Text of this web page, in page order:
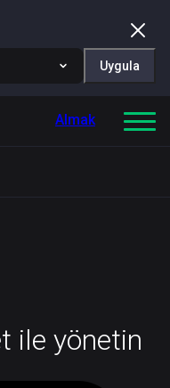
Uygula
Almak
ile yönetin